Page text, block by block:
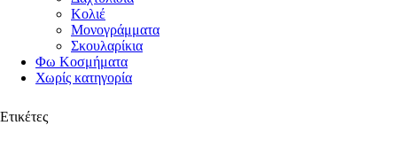
Κολιέ
Μονογράμματα
Σκουλαρίκια
Φω Κοσμήματα
Χωρίς κατηγορία
Ετικέτες